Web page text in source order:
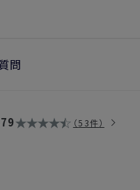
問
として、水の配合量を見直し
53件